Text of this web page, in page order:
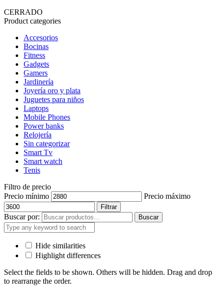
CERRADO
Product categories
Accesorios
Bocinas
Fitness
Gadgets
Gamers
Jardinería
Joyería oro y plata
Juguetes para niños
Laptops
Mobile Phones
Power banks
Relojería
Sin categorizar
Smart Tv
Smart watch
Tenis
Filtro de precio
Precio mínimo
Precio máximo
Filtrar
Buscar por: Buscar
Hide similarities
Highlight differences
Select the fields to be shown. Others will be hidden. Drag and drop
to rearrange the order.